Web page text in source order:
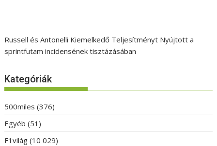
Russell és Antonelli Kiemelkedő Teljesítményt Nyújtott a
sprintfutam incidensének tisztázásában
Kategóriák
500miles (376)
Egyéb (51)
F1világ (10 029)